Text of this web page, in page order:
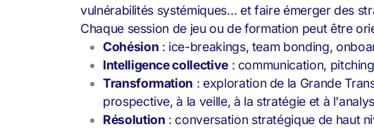
vulnérabilités systémiques… et faire émerger des
Chaque session de jeu ou de formation peut être
Cohésion : ice-breakings, team bonding,
Intelligence collective: communication,
Transformation : exploration de la Grande
prospective, à la veille, à la stratégie et à
Résolution : conversation stratégique de haut